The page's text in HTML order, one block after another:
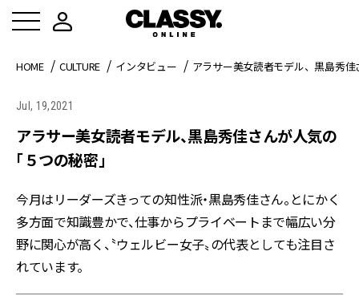
HOME CULTURE インタビュー アラサー美女読者モデル、黒島秀
Jul, 19,2021
アラサー美女読者モデル、黒島秀佳さんが人気の
「５つの秘密」
今月はリーダーズきっての知性派・黒島秀佳さん。とにかく
多方面で知識豊かで、仕事からプライベートまで幅広い分
野に関心が高く、〝ウェルビー女子〟の代表としても注目さ
れています。